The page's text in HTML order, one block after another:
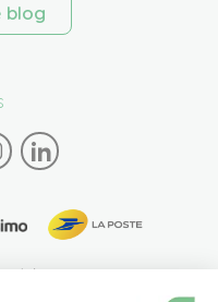
blog